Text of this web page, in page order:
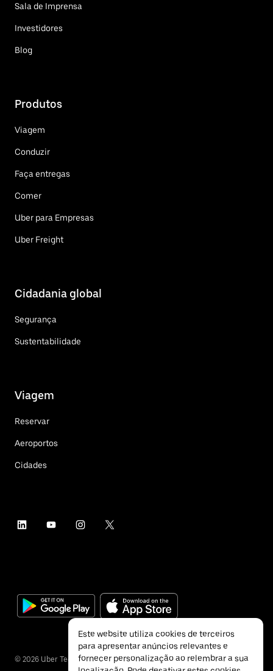
Sala de Imprensa
Investidores
Blog
Produtos
Viagem
Conduzir
Faça entregas
Comer
Uber para Empresas
Uber Freight
Cidadania global
Segurança
Sustentabilidade
Viagem
Reservar
Aeroportos
Cidades
© 2026 Uber Technologies Inc.
Este website utiliza cookies de terceiros
para apresentar anúncios relevantes e
fornecer personalização ao relembrar a sua